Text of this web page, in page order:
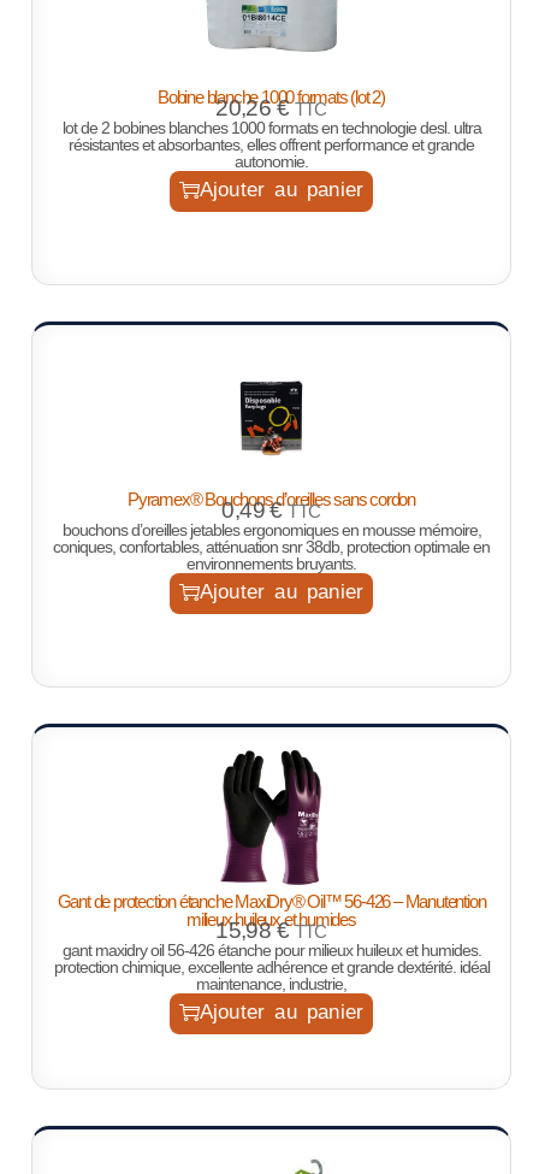
Bobine blanche 1000 formats (lot 2)
20,26€ TTC
lot de 2 bobines blanches 1000 formats en technologie desl. ultra
résistantes et absorbantes, elles offrent performance et grande
autonomie.
Ajouter au panier
Pyramex® Bouchons d’oreilles sans cordon
0,49€ TTC
bouchons d’oreilles jetables ergonomiques en mousse mémoire,
coniques, confortables, atténuation snr 38db, protection optimale en
environnements bruyants.
Ajouter au panier
Gant de protection étanche MaxiDry® Oil™ 56-426 – Manutention
milieux huileux et humides
15,98€ TTC
gant maxidry oil 56-426 étanche pour milieux huileux et humides.
protection chimique, excellente adhérence et grande dextérité. idéal
maintenance, industrie,
Ajouter au panier